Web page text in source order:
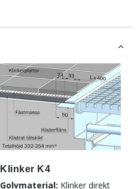
Klinker K4
Golvmaterial: Klinker direkt